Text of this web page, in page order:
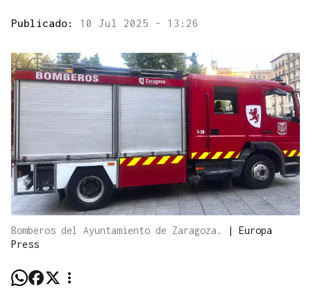
Publicado: 10 Jul 2025 - 13:26
Bomberos del Ayuntamiento de Zaragoza. | Europa
Press